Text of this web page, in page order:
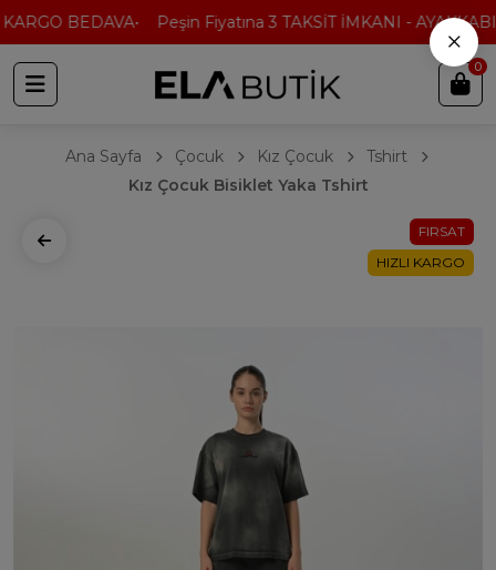
BEDAVA Peşin Fiyatına 3 TAKSİT İMKANI -
0
Ana Sayfa Çocuk Kız Çocuk
Tshirt
Kız Çocuk Bisiklet Yaka Tshirt
FIRSAT
HIZLI KARGO
×